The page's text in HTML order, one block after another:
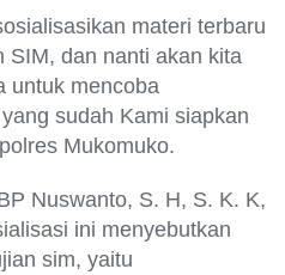
materi terbaru
SIM, dan nanti akan kita
untuk mencoba
sudah Kami siapkan
Mukomuko.
Nuswanto, S. H, S. K. K,
ini menyebutkan
sim, yaitu